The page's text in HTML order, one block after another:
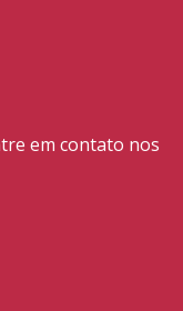
em contato nos